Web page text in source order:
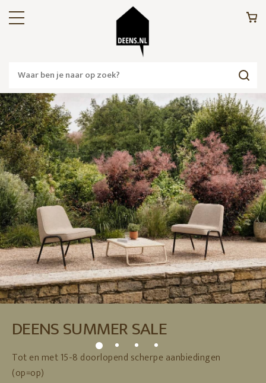
DEENS SUMMER SALE
Tot en met 15-8 doorlopend scherpe aanbiedingen
(op=op)